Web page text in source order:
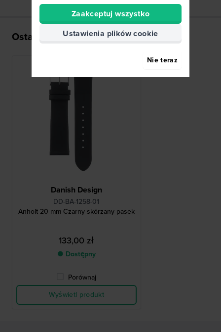
Ostatnio oglądane
Danish Design
DD-BA-1258-01
Anholt 20 mm Czarny skórzany pasek
133,00 zł
● Dostępny
Porównaj
Wyświetl produkt
Zaakceptuj wszystko
Ustawienia plików cookie
Nie teraz